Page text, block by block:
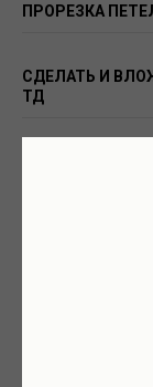
ПРОРЕЗКА
СДЕЛАТЬ И
ТД